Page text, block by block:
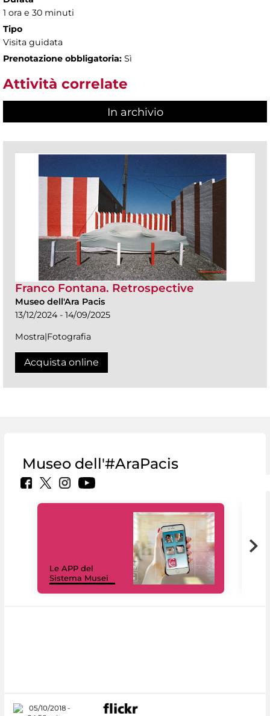
1 ora e 30 minuti
Tipo
Visita guidata
Prenotazione obbligatoria: Sì
Attività correlate
In archivio
Franco Fontana. Retrospective
Museo dell'Ara Pacis
13/12/2024 - 14/09/2025
Mostra|Fotografia
Acquista online
Museo dell'#AraPacis
Le APP del
Sistema Musei